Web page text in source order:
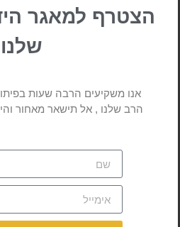
הצטרף למאגר
שלנו
אנו משקיעים הרבה שעות
הרב שלנו , אל תישאר מאחור